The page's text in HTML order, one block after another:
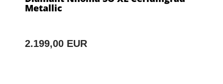
Metallic
2.199,00 EUR